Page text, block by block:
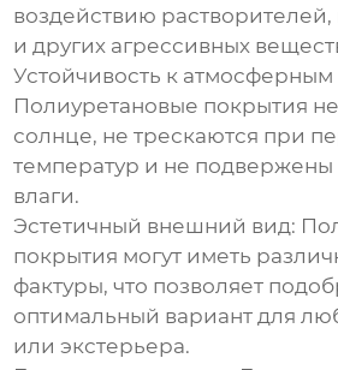
воздействию
и других агрессивных
Устойчивость к атмосферным
Полиуретановые покрытия
солнце, не трескаются при
температур и не
влаги.
Эстетичный внешний вид:
покрытия могут иметь
фактуры, что позволяет
оптимальный вариант для
или экстерьера.